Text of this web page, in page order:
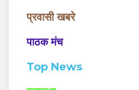
प्रवासी खबरे
पाठक मंच
Top News